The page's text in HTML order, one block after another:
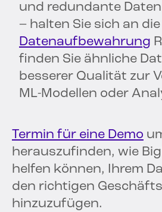
und redundante
– halten Sie sich an die
Datenaufbewahrung
finden Sie ähnliche
besserer Qualität zur
ML-Modellen oder
Termin für eine Demo
herauszufinden, wie
helfen können, Ihrem
den richtigen
hinzuzufügen.